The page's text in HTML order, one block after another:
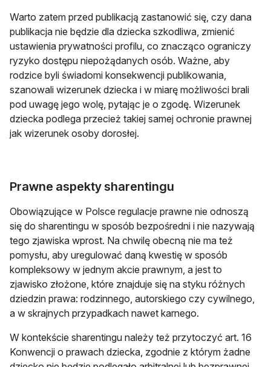
Warto zatem przed publikacją zastanowić się, czy dana
publikacja nie będzie dla dziecka szkodliwa, zmienić
ustawienia prywatności profilu, co znacząco ograniczy
ryzyko dostępu niepożądanych osób. Ważne, aby
rodzice byli świadomi konsekwencji publikowania,
szanowali wizerunek dziecka i w miarę możliwości brali
pod uwagę jego wolę, pytając je o zgodę. Wizerunek
dziecka podlega przecież takiej samej ochronie prawnej
jak wizerunek osoby dorosłej.
Prawne aspekty sharentingu
Obowiązujące w Polsce regulacje prawne nie odnoszą
się do sharentingu w sposób bezpośredni i nie nazywają
tego zjawiska wprost. Na chwilę obecną nie ma też
pomysłu, aby uregulować daną kwestię w sposób
kompleksowy w jednym akcie prawnym, a jest to
zjawisko złożone, które znajduje się na styku różnych
dziedzin prawa: rodzinnego, autorskiego czy cywilnego,
a w skrajnych przypadkach nawet karnego.
W kontekście sharentingu należy też przytoczyć art. 16
Konwencji o prawach dziecka, zgodnie z którym żadne